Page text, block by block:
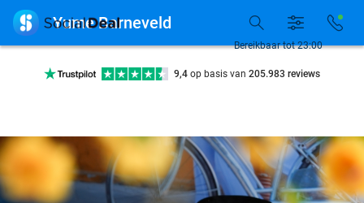
Ontdek 15.000+ deals
10+ miljoen leden
9,4 op basis van205.983 reviews
Ontdek 15.000+ deals
Bereikbaar tot 23:00
 Yume Barneveld